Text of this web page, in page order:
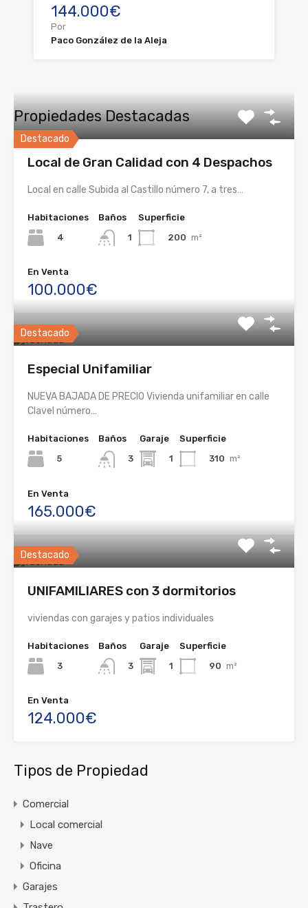
144.000€
Por
Paco González de la Aleja
Propiedades Destacadas
Destacado
Local de Gran Calidad con 4 Despachos
Local en calle Subida al Castillo número 7, a tres…
Habitaciones
4
Baños
1
Superficie
200 m²
En Venta
100.000€
Destacado
Especial Unifamiliar
NUEVA BAJADA DE PRECIO Vivienda unifamiliar en calle
Clavel número…
Habitaciones
5
Baños
3
Garaje
1
Superficie
310 m²
En Venta
165.000€
Destacado
UNIFAMILIARES con 3 dormitorios
viviendas con garajes y patios individuales
Habitaciones
3
Baños
3
Garaje
1
Superficie
90 m²
En Venta
124.000€
Tipos de Propiedad
Comercial
Local comercial
Nave
Oficina
Garajes